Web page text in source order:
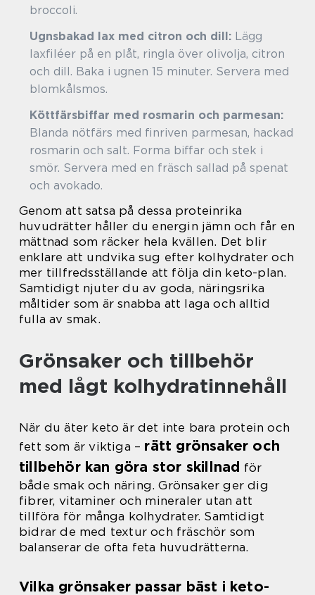
broccoli.
Ugnsbakad lax med citron och dill: Lägg
laxfiléer på en plåt, ringla över olivolja, citron
och dill. Baka i ugnen 15 minuter. Servera med
blomkålsmos.
Köttfärsbiffar med rosmarin och parmesan:
Blanda nötfärs med finriven parmesan, hackad
rosmarin och salt. Forma biffar och stek i
smör. Servera med en fräsch sallad på spenat
och avokado.
Genom att satsa på dessa proteinrika
huvudrätter håller du energin jämn och får en
mättnad som räcker hela kvällen. Det blir
enklare att undvika sug efter kolhydrater och
mer tillfredsställande att följa din keto-plan.
Samtidigt njuter du av goda, näringsrika
måltider som är snabba att laga och alltid
fulla av smak.
Grönsaker och tillbehör
med lågt kolhydratinnehåll
När du äter keto är det inte bara protein och
fett som är viktiga – rätt grönsaker och
tillbehör kan göra stor skillnad för
både smak och näring. Grönsaker ger dig
fibrer, vitaminer och mineraler utan att
tillföra för många kolhydrater. Samtidigt
bidrar de med textur och fräschör som
balanserar de ofta feta huvudrätterna.
Vilka grönsaker passar bäst i keto-